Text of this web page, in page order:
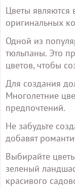
Цветы являются
оригинальных
Одной из
тюльпаны. Это
цветов, чтобы
Для создания
Многолетние
предпочтений.
Не забудьте
добавят
Выбирайте
зеленый
красивого